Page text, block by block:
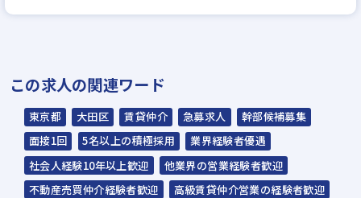
▼
内定
※入社時期は相談に応じます。
※現在、在職中の方も積極的にご応募くださ
い。応募の秘密は厳守いたします。
この求人の関連ワード
東京都 大田区 賃貸仲介 急募求人
幹部候補募集
面接1回
5名以上の積極採用
業界経験者優遇
社会人経験10年以上歓迎
他業界の営業経験者歓迎
不動産売買仲介経験者歓迎
高級賃貸仲介営業の経験者歓迎